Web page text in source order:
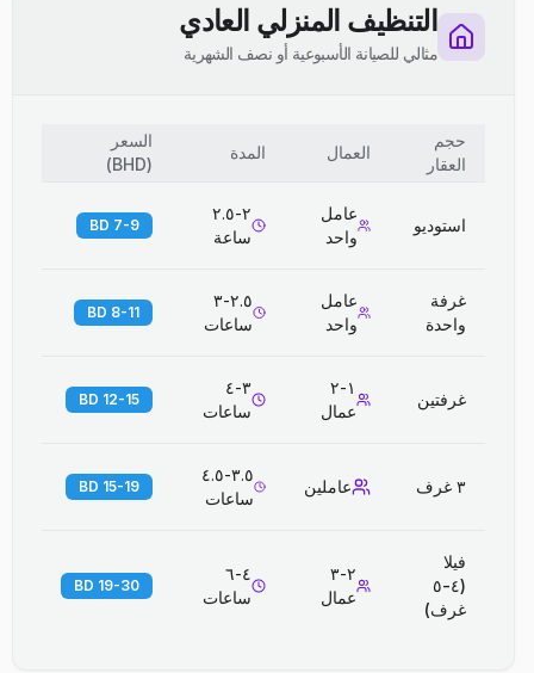
التنظيف المنزلي العادي
مثالي للصيانة الأسبوعية أو نصف الشهرية
حجم
العقار
العمال المدة
السعر
(
BHD
)
استوديو
عامل
واحد
٢-٢.٥
ساعة
7-9 BD
غرفة
واحدة
عامل
واحد
٢.٥-٣
ساعات
8-11 BD
غرفتين
١-٢
عمال
٣-٤
ساعات
12-15 BD
٣ غرف عاملين
٣.٥-٤.٥
ساعات
15-19 BD
فيلا
(٤-٥
غرف)
٢-٣
عمال
٤-٦
ساعات
19-30 BD